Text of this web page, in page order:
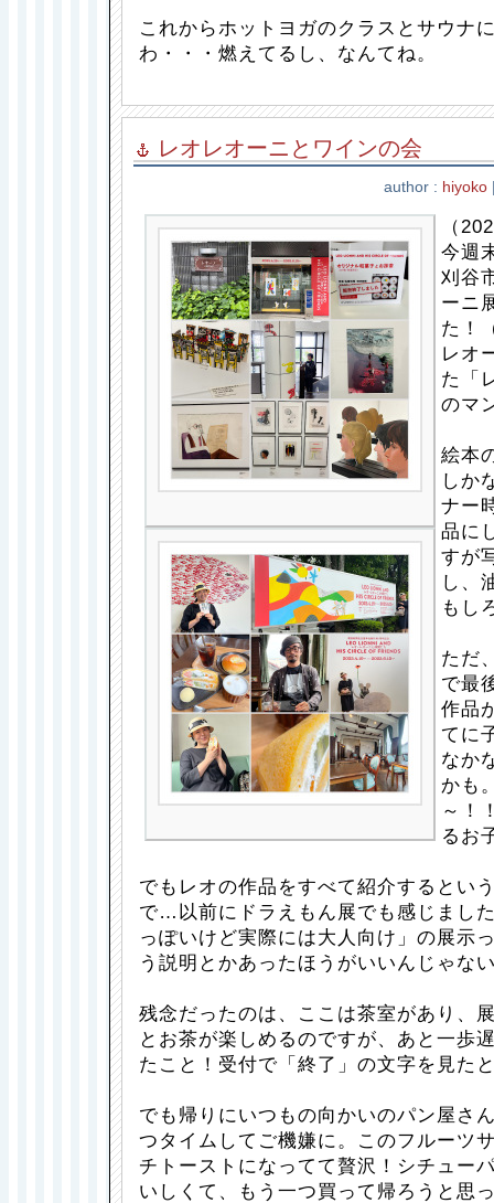
これからホットヨガのクラスとサウナ
わ・・・燃えてるし、なんてね。
レオレオーニとワインの会
author : hiyoko
（
今週
刈谷
ーニ
た！
レオ
た「
のマ
絵本
しか
ナー
品に
すが
し、
もし
ただ
で最
作品
てに
なか
かも
～！
るお
でもレオの作品をすべて紹介するとい
で…以前にドラえもん展でも感じまし
っぽいけど実際には大人向け」の展示
う説明とかあったほうがいいんじゃな
残念だったのは、ここは茶室があり、
とお茶が楽しめるのですが、あと一歩
たこと！受付で「終了」の文字を見た
でも帰りにいつもの向かいのパン屋さ
つタイムしてご機嫌に。このフルーツ
チトーストになってて贅沢！シチュー
いしくて、もう一つ買って帰ろうと思